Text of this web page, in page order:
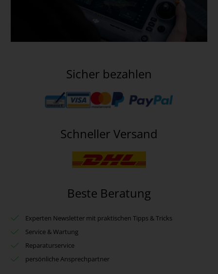
Sicher bezahlen
Schneller Versand
Beste Beratung
Experten Newsletter mit praktischen Tipps & Tricks
Service & Wartung
Reparaturservice
persönliche Ansprechpartner